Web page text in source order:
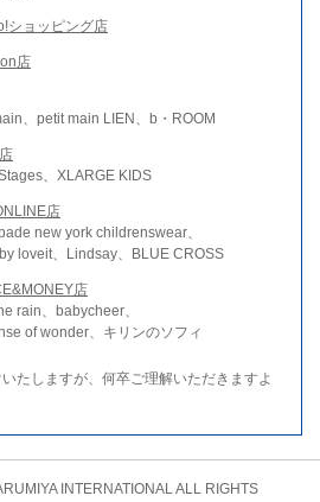
ショッピング店
店
、petit main LIEN、b・ROOM
、XLARGE KIDS
店
new york childrenswear、
loveit、Lindsay、BLUE CROSS
店
rain、babycheer、
of wonder、キリンのソフィ
たしますが、何卒ご理解いただきますよ